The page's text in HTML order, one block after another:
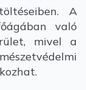
A
való
mivel a